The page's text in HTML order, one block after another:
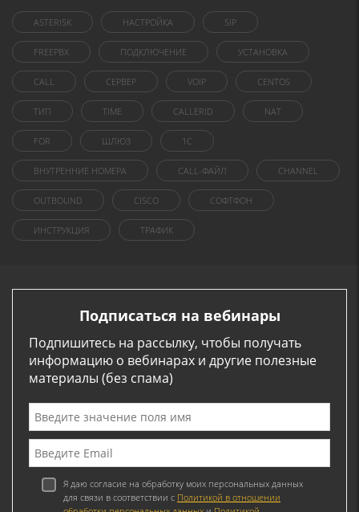
ASTERISK НАСТРОЙКА SIP
FREEPBX ПОДКЛЮЧЕНИЕ УСТАНОВКА
CALL СЕРВЕР VOIP CENTOS
ТИП TIME CALLERID NAT
FOR ШЛЮЗ 1C
ВНУТРЕННИЕ НОМЕРА CALL-ФАЙЛ CHANNEL
OUTBOUND CISCO СОФТФОН
ИНСТРУКЦИЯ ТРАФИК
Подписаться на вебинары
Подпишитесь на рассылку, чтобы получать
информацию о вебинарах и другие полезные
материалы (без спама)
Я даю согласие на обработку моих персональных данных
для связи в соответствии с Политикой в отношении